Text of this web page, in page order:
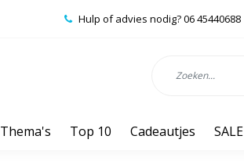
Hulp of advies nodig? 06 45440688
Thema's Top 10 Cadeautjes SALE